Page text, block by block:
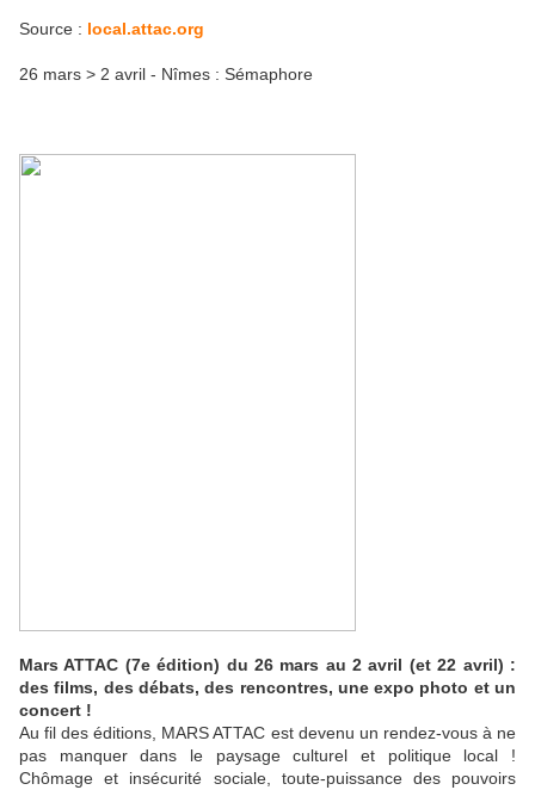
Source : local.attac.org
26 mars > 2 avril - Nîmes : Sémaphore
Mars ATTAC (7e édition) du 26 mars au 2 avril (et 22 avril) :
des films, des débats, des rencontres, une expo photo et un
concert !
Au fil des éditions, MARS ATTAC est devenu un rendez-vous à ne
pas manquer dans le paysage culturel et politique local !
Chômage et insécurité sociale, toute-puissance des pouvoirs